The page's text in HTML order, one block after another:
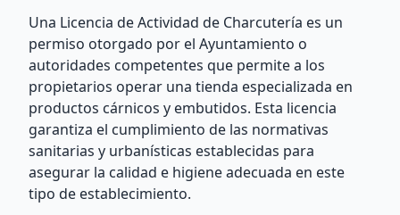
Una Licencia de Actividad de Charcutería es un
permiso otorgado por el Ayuntamiento o
autoridades competentes que permite a los
propietarios operar una tienda especializada en
productos cárnicos y embutidos. Esta licencia
garantiza el cumplimiento de las normativas
sanitarias y urbanísticas establecidas para
asegurar la calidad e higiene adecuada en este
tipo de establecimiento.